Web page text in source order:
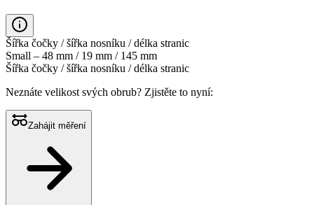
Šířka čočky / šířka nosníku / délka stranic
Small – 48 mm / 19 mm / 145 mm
Šířka čočky / šířka nosníku / délka stranic
Neznáte velikost svých obrub? Zjistěte to nyní:
Zahájit měření